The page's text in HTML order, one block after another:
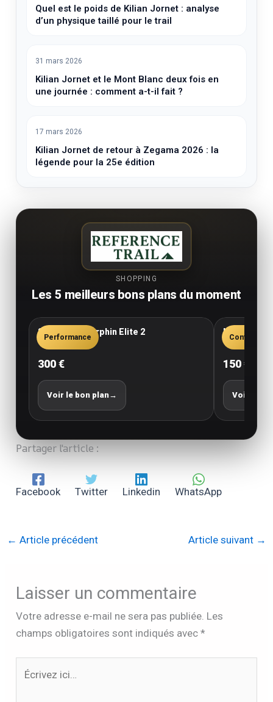
Quel est le poids de Kilian Jornet : analyse
d’un physique taillé pour le trail
31 mars 2026
Kilian Jornet et le Mont Blanc deux fois en
une journée : comment a-t-il fait ?
17 mars 2026
Kilian Jornet de retour à Zegama 2026 : la
légende pour la 25e édition
SHOPPING
Les 5 meilleurs bons plans du moment
Performance
Saucony Endorphin Elite 2
300 €
Voir le bon plan→
Confort
New
150 €
Voir le
Partager l'article :
Facebook Twitter Linkedin WhatsApp
← Article précédent Article suivant →
Laisser un commentaire
Votre adresse e-mail ne sera pas publiée. Les
champs obligatoires sont indiqués avec*
ici…